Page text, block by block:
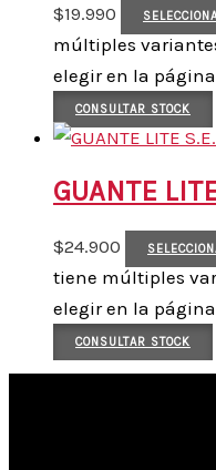
$19.990
múltiples
elegir en la
CONSULTAR STOCK
GUANTE
$24.900
tiene múltiples
elegir en la
CONSULTAR STOCK